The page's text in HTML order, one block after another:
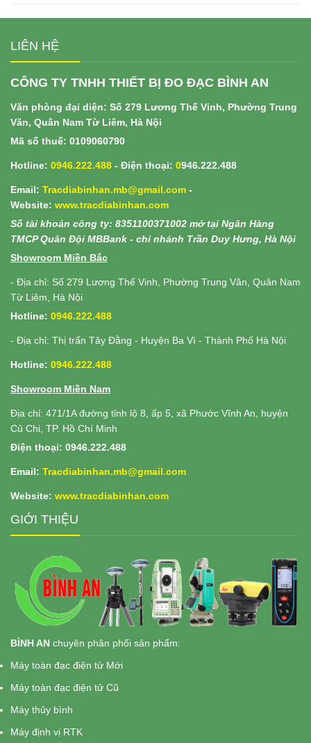
LIÊN HỆ
CÔNG TY TNHH THIẾT BỊ ĐO ĐẠC BÌNH AN
Văn phòng đại diện: Số 279 Lương Thế Vinh, Phường Trung
Văn, Quân Nam Từ Liêm, Hà Nội
Mã số thuế: 0109060790
Hotline: 0946.222.488 - Điện thoại: 0946.222.488
Email: Tracdiabinhan.mb@gmail.com -
Website: www.tracdiabinhan.com
Số tài khoản công ty: 8351100371002 mở tại Ngân Hàng
TMCP Quân Đội MBBank - chi nhánh Trần Duy Hưng, Hà Nội
Showroom Miền Bắc
- Địa chỉ: Số 279 Lương Thế Vinh, Phường Trung Văn, Quân Nam
Từ Liêm, Hà Nội
Hotline: 0946.222.488
- Địa chỉ: Thị trấn Tây Đằng - Huyện Ba Vì - Thành Phố Hà Nội
Hotline: 0946.222.488
Showroom Miền Nam
Địa chỉ: 471/1A đường tỉnh lộ 8, ấp 5, xã Phước Vĩnh An, huyện
Củ Chi, TP. Hồ Chí Minh
Điện thoại: 0946.222.488
Email: Tracdiabinhan.mb@gmail.com
Website: www.tracdiabinhan.com
GIỚI THIỆU
BÌNH AN chuyên phân phối sản phẩm:
Máy toàn đạc điện tử Mới
Máy toàn đạc điện tử Cũ
Máy thủy bình
Máy định vị RTK